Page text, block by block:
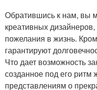
Обратившись к нам, вы
креативных
пожелания в жизнь.
гарантируют
Что дает возможность
созданное под его ритм
представлениям о